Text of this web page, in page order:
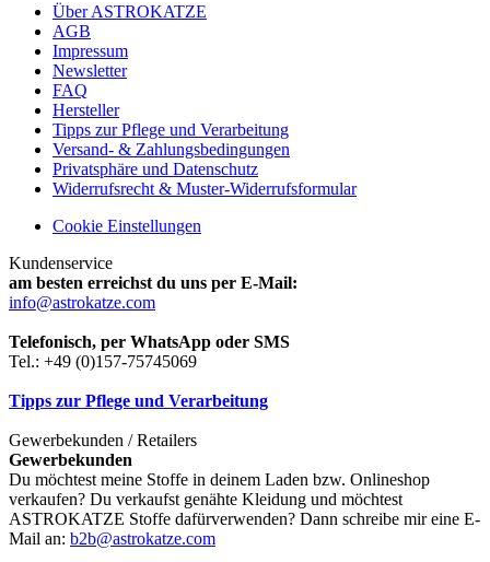
Über ASTROKATZE
AGB
Impressum
Newsletter
FAQ
Hersteller
Tipps zur Pflege und Verarbeitung
Versand- & Zahlungsbedingungen
Privatsphäre und Datenschutz
Widerrufsrecht & Muster-Widerrufsformular
Cookie Einstellungen
Kundenservice
am besten erreichst du uns per E-Mail:
info@astrokatze.com
Telefonisch, per WhatsApp oder SMS
Tel.: +49 (0)157-75745069
Tipps zur Pflege und Verarbeitung
Gewerbekunden / Retailers
Gewerbekunden
Du möchtest meine Stoffe in deinem Laden bzw. Onlineshop
verkaufen? Du verkaufst genähte Kleidung und möchtest
ASTROKATZE Stoffe dafürverwenden? Dann schreibe mir eine E-
Mail an: b2b@astrokatze.com